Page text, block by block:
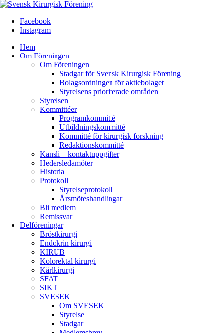
Facebook
Instagram
Hem
Om Föreningen
Om Föreningen
Stadgar för Svensk Kirurgisk Förening
Bolagsordningen för aktiebolaget
Styrelsens prioriterade områden
Styrelsen
Kommittéer
Programkommitté
Utbildningskommitté
Kommitté för kirurgisk forskning
Redaktionskommitté
Kansli – kontaktuppgifter
Hedersledamöter
Historia
Protokoll
Styrelseprotokoll
Årsmöteshandlingar
Bli medlem
Remissvar
Delföreningar
Bröstkirurgi
Endokrin kirurgi
KIRUB
Kolorektal kirurgi
Kärlkirurgi
SFAT
SIKT
SVESEK
Om SVESEK
Styrelse
Stadgar